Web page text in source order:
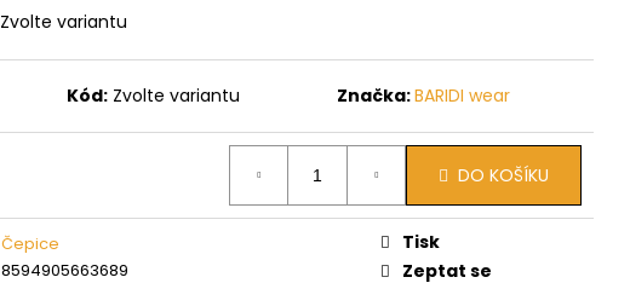
Zvolte variantu
Kód: Zvolte variantu Značka:BARIDI wear
DO KOŠÍKU
Čepice
8594905663689
Tisk
Zeptat se